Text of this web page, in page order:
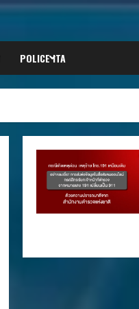
POLICE ITA